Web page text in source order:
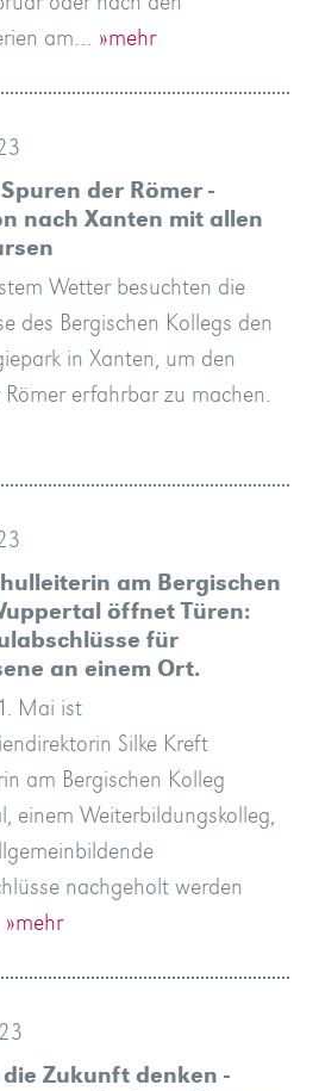
am… »mehr
der Römer -
nach Xanten mit allen
Wetter besuchten die
des Bergischen Kollegs den
in Xanten, um den
erfahrbar zu machen.
am Bergischen
öffnet Türen:
für
an einem Ort.
Mai ist
Silke Kreft
am Bergischen Kolleg
einem Weiterbildungskolleg,
nachgeholt werden
»mehr
Zukunft denken -